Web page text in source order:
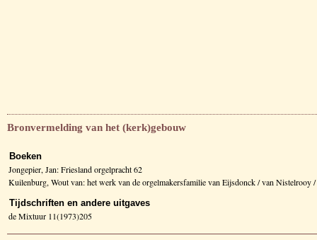
Bronvermelding van het (kerk)gebouw
Boeken
Jongepier, Jan: Friesland orgelpracht 62
Kuilenburg, Wout van: het werk van de orgelmakersfamilie van Eijsdonck / van
Tijdschriften en andere uitgaves
de Mixtuur 11(1973)205